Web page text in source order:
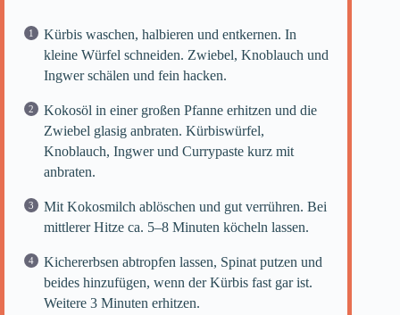
Kürbis waschen, halbieren und entkernen. In
kleine Würfel schneiden. Zwiebel, Knoblauch und
Ingwer schälen und fein hacken.
Kokosöl in einer großen Pfanne erhitzen und die
Zwiebel glasig anbraten. Kürbiswürfel,
Knoblauch, Ingwer und Currypaste kurz mit
anbraten.
Mit Kokosmilch ablöschen und gut verrühren. Bei
mittlerer Hitze ca. 5–8 Minuten köcheln lassen.
Kichererbsen abtropfen lassen, Spinat putzen und
beides hinzufügen, wenn der Kürbis fast gar ist.
Weitere 3 Minuten erhitzen.